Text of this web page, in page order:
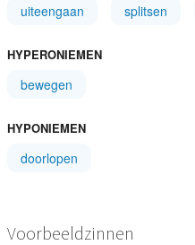
uiteengaan splitsen
HYPERONIEMEN
bewegen
HYPONIEMEN
doorlopen
Voorbeeldzinnen